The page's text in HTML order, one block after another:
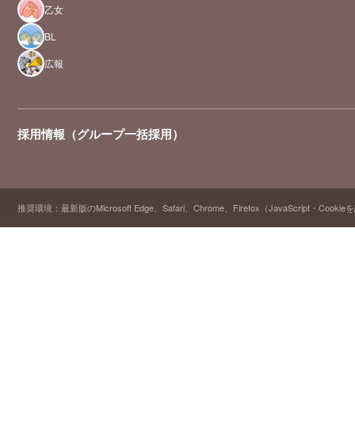
乙女
BL
広報
採用情報（グループ一括採用）
推奨環境：最新版のMicrosoft Edge、Safari、Chrome、Firefox（JavaScript・Cookie